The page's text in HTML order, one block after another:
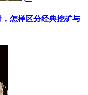
怎样区分经典挖矿与